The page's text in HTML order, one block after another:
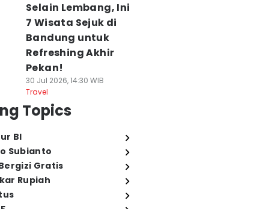
Selain Lembang, Ini
7 Wisata Sejuk di
Bandung untuk
Refreshing Akhir
Pekan!
30 Jul 2026, 14:30 WIB
Travel
Topics
BI
Subianto
Gratis
Rupiah